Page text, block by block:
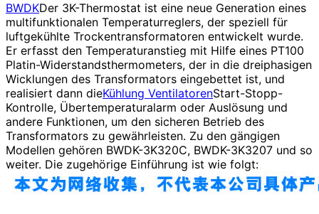
BWDKDer 3K-Thermostat ist eine neue Generation eines
multifunktionalen Temperaturreglers, der speziell für
luftgekühlte Trockentransformatoren entwickelt wurde.
Er erfasst den Temperaturanstieg mit Hilfe eines PT100
Platin-Widerstandsthermometers, der in die dreiphasigen
Wicklungen des Transformators eingebettet ist, und
realisiert dann dieKühlung VentilatorenStart-Stopp-
Kontrolle, Übertemperaturalarm oder Auslösung und
andere Funktionen, um den sicheren Betrieb des
Transformators zu gewährleisten. Zu den gängigen
Modellen gehören BWDK-3K320C, BWDK-3K3207 und so
weiter. Die zugehörige Einführung ist wie folgt: